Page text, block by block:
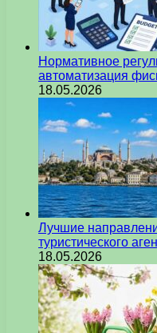
Нормативное
автоматизация
18.05.2026
Лучшие
туристического
18.05.2026